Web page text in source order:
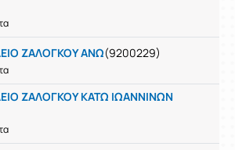
ΖΑΛΟΓΚΟΥ ΑΝΩ(9200229)
ΖΑΛΟΓΚΟΥ ΚΑΤΩ ΙΩΑΝΝΙΝΩΝ